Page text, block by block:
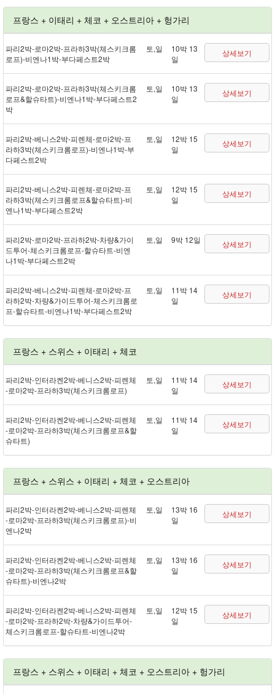
프랑스 + 이태리 + 체코 + 오스트리아 + 헝가리
파리 2박 - 로마 2박 - 프라하 3박(체스키크롬
로프) - 비엔나 1박 - 부다페스트 2박
토,일
10박 13
일
상세보기
파리 2박 - 로마 2박 - 프라하 3박(체스키크롬
로프&할슈타트) - 비엔나 1박 - 부다페스트 2
박
토,일
10박 13
일
상세보기
파리 2박 - 베니스 2박 - 피렌체 - 로마 2박 - 프
라하 3박(체스키크롬로프) - 비엔나 1박 - 부
다페스트 2박
토,일
12박 15
일
상세보기
파리 2박 - 베니스 2박 - 피렌체 - 로마 2박 - 프
라하 3박(체스키크롬로프&할슈타트) - 비
엔나 1박 - 부다페스트 2박
토,일
12박 15
일
상세보기
파리 2박 - 로마 2박 - 프라하 2박 - 차량&가이
드투어 - 체스키크롬로프 - 할슈타트 - 비엔
나 1박 - 부다페스트 2박
토,일 9박 12일 상세보기
파리 2박 - 베니스 2박 - 피렌체 - 로마 2박 - 프
라하 2박 - 차량&가이드투어 - 체스키크롬로
프 - 할슈타트 - 비엔나 1박 - 부다페스트 2박
토,일
11박 14
일
상세보기
프랑스 + 스위스 + 이태리 + 체코
파리 2박 - 인터라켄 2박 - 베니스 2박 - 피렌체
- 로마 2박 - 프라하 3박(체스키크롬로프)
토,일
11박 14
일
상세보기
파리 2박 - 인터라켄 2박 - 베니스 2박 - 피렌체
- 로마 2박 - 프라하 3박(체스키크롬로프&할
슈타트)
토,일
11박 14
일
상세보기
프랑스 + 스위스 + 이태리 + 체코 + 오스트리아
파리 2박 - 인터라켄 2박 - 베니스 2박 - 피렌체
- 로마 2박 - 프라하 3박(체스키크롬로프) - 비
엔나 2박
토,일
13박 16
일
상세보기
파리 2박 - 인터라켄 2박 - 베니스 2박 - 피렌체
- 로마 2박 - 프라하 3박(체스키크롬로프&할
슈타트) - 비엔나 2박
토,일
13박 16
일
상세보기
파리 2박 - 인터라켄 2박 - 베니스 2박 - 피렌체
- 로마 2박 - 프라하 2박 - 차량&가이드투어 -
체스키크롬로프 - 할슈타트 - 비엔나 2박
토,일
12박 15
일
상세보기
프랑스 + 스위스 + 이태리 + 체코 + 오스트리아 + 헝가리